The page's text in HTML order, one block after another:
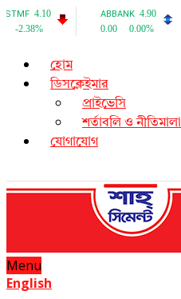
হোম
ডিসক্লেইমার
প্রাইভেসি
শর্তাবলি ও নীতিমালা
যোগাযোগ
Menu
English